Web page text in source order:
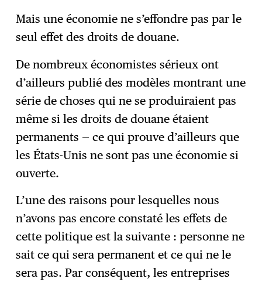
Mais une économie ne s’effondre pas par le
seul effet des droits de douane.
De nombreux économistes sérieux ont
d’ailleurs publié des modèles montrant une
série de choses qui ne se produiraient pas
même si les droits de douane étaient
permanents — ce qui prouve d’ailleurs que
les États-Unis ne sont pas une économie si
ouverte.
L’une des raisons pour lesquelles nous
n’avons pas encore constaté les effets de
cette politique est la suivante : personne ne
sait ce qui sera permanent et ce qui ne le
sera pas. Par conséquent, les entreprises